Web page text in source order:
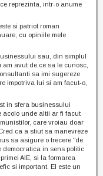
reprezinta, intr-o anume
si patriot roman
cu opiniile mele
sau, din simplul
avut de ce sa le cunosc,
sa imi sugereze
impotriva lui si am facut-o,
in sfera businessului
acolo unde altii ar fi facut
care vroiau doar
ca a stiut sa manevreze
sa asigure o trecere “de
democratica in sens politic
AIE, si la formarea
si important. El este un